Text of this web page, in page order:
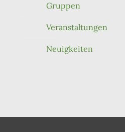
Gruppen
Veranstaltungen
Neuigkeiten